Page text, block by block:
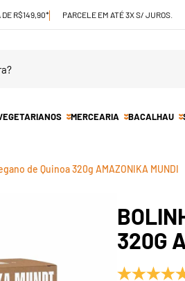
DE R$149,90* PARCELE EM ATÉ 3X S/ JUROS.
MERCEARIA BACALHAU
de Quinoa 320g AMAZONIKA MUNDI
320G